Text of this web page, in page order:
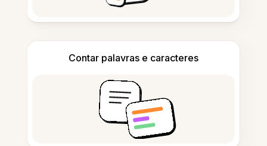
Contar palavras e caracteres